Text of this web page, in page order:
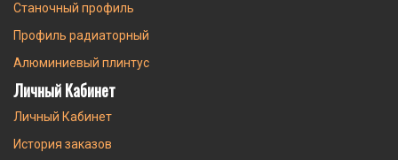
Станочный профиль
Профиль радиаторный
Алюминиевый плинтус
Личный Кабинет
Личный Кабинет
История заказов